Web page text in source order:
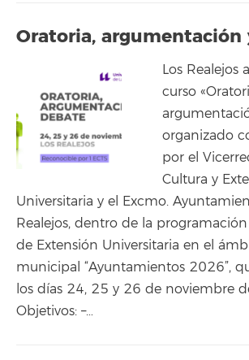
Oratoria, argumentación
Los Realejos
curso
organizado
por el
Cultura y
Universitaria y el Excmo.
Realejos, dentro de la programación
de Extensión Universitaria en el
municipal “Ayuntamientos 2026”,
los días 24, 25 y 26 de noviembre
Objetivos: –…